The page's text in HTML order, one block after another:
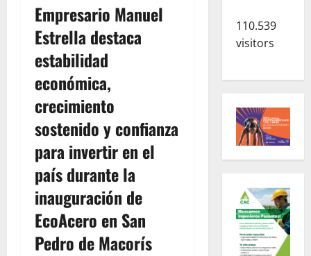
Empresario Manuel
Estrella destaca
estabilidad
económica,
crecimiento
sostenido y confianza
para invertir en el
país durante la
inauguración de
EcoAcero en San
Pedro de Macorís
110.539
visitors